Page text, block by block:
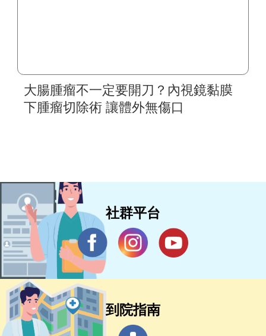
大腸腫瘤不一定要開刀？內視鏡黏膜
下腫瘤切除術 讓體外無傷口
社群平台
到院指南